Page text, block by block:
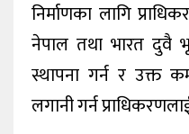
निर्माणका लागि
नेपाल तथा भारत दुवै
स्थापना गर्न र उक्त
लगानी गर्न